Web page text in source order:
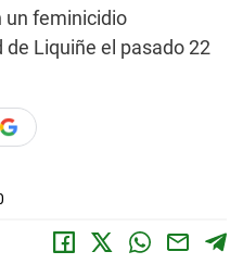
un feminicidio
Liquiñe el pasado 22